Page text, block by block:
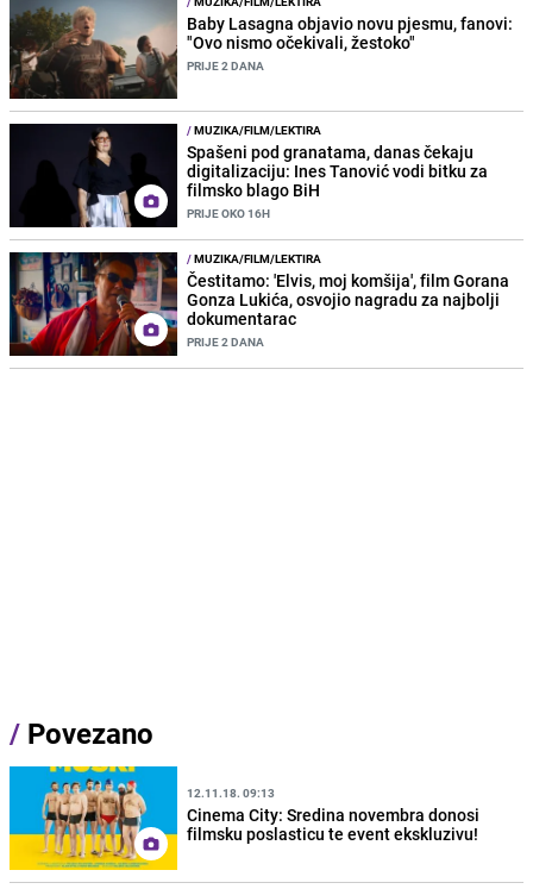
Baby Lasagna objavio novu pjesmu, fanovi:
"Ovo nismo očekivali, žestoko"
PRIJE 2 DANA
/MUZIKA/FILM/LEKTIRA
Spašeni pod granatama, danas čekaju
digitalizaciju: Ines Tanović vodi bitku za
filmsko blago BiH
PRIJE OKO 16H
/MUZIKA/FILM/LEKTIRA
Čestitamo: 'Elvis, moj komšija', film Gorana
Gonza Lukića, osvojio nagradu za najbolji
dokumentarac
PRIJE 2 DANA
/ Povezano
12.11.18. 09:13
Cinema City: Sredina novembra donosi
filmsku poslasticu te event ekskluzivu!